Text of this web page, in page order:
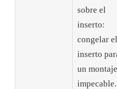
sobre el
inserto:
congelar el
inserto
un montaje
impecable.